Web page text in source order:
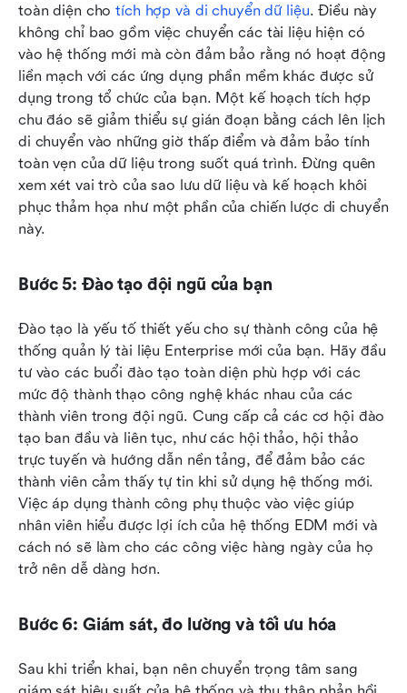
toàn diện cho tích hợp và di chuyển dữ liệu. Điều này
không chỉ bao gồm việc chuyển các tài liệu hiện có
vào hệ thống mới mà còn đảm bảo rằng nó hoạt động
liền mạch với các ứng dụng phần mềm khác được sử
dụng trong tổ chức của bạn. Một kế hoạch tích hợp
chu đáo sẽ giảm thiểu sự gián đoạn bằng cách lên lịch
di chuyển vào những giờ thấp điểm và đảm bảo tính
toàn vẹn của dữ liệu trong suốt quá trình. Đừng quên
xem xét vai trò của sao lưu dữ liệu và kế hoạch khôi
phục thảm họa như một phần của chiến lược di chuyển
này.
Bước 5: Đào tạo đội ngũ của bạn
Đào tạo là yếu tố thiết yếu cho sự thành công của hệ
thống quản lý tài liệu Enterprise mới của bạn. Hãy đầu
tư vào các buổi đào tạo toàn diện phù hợp với các
mức độ thành thạo công nghệ khác nhau của các
thành viên trong đội ngũ. Cung cấp cả các cơ hội đào
tạo ban đầu và liên tục, như các hội thảo, hội thảo
trực tuyến và hướng dẫn nền tảng, để đảm bảo các
thành viên cảm thấy tự tin khi sử dụng hệ thống mới.
Việc áp dụng thành công phụ thuộc vào việc giúp
nhân viên hiểu được lợi ích của hệ thống EDM mới và
cách nó sẽ làm cho các công việc hàng ngày của họ
trở nên dễ dàng hơn.
Bước 6: Giám sát, đo lường và tối ưu hóa
Sau khi triển khai, bạn nên chuyển trọng tâm sang